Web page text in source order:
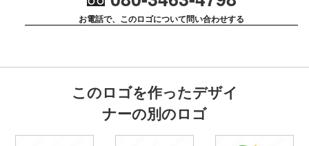
お電話で、このロゴについて問い合わせする
このロゴを作ったデザイ
ナーの別のロゴ